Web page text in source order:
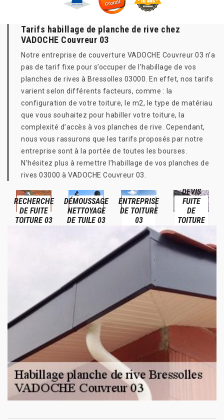
Tarifs habillage de planche de rive chez
VADOCHE Couvreur 03
Notre entreprise de couverture VADOCHE Couvreur 03 n’a
pas de tarif fixe pour s’occuper de l’habillage de vos
planches de rives à Bressolles 03000. En effet, nos tarifs
varient selon différents facteurs, comme : la
configuration de votre toiture, le m2, le type de matériau
que vous souhaitez pour habiller votre toiture, la
complexité d’accès à vos planches de rive. Cependant,
nous vous rassurons que les tarifs proposés par notre
entreprise sont à la portée de toutes les bourses.
N’hésitez plus à remettre l’habillage de vos planches de
rives 03000 à VADOCHE Couvreur 03.
RECHERCHE
DE FUITE
TOITURE 03
DÉMOUSSAGE
NETTOYAGE
DE TUILE 03
ENTREPRISE
DE TOITURE
03
DEVIS
FUITE
DE
TOITURE